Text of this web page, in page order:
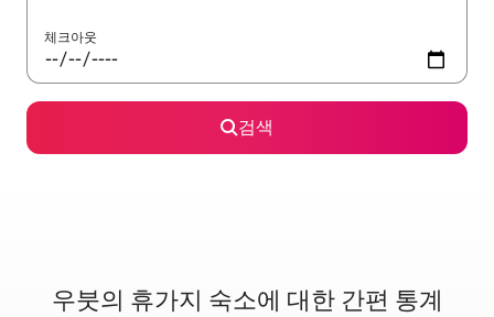
체크아웃
검색
우붓의 휴가지 숙소에 대한 간편 통계